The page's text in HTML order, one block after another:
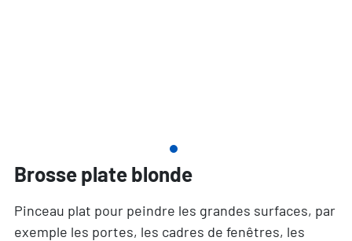
Brosse plate blonde
Pinceau plat pour peindre les grandes surfaces, par
exemple les portes, les cadres de fenêtres, les